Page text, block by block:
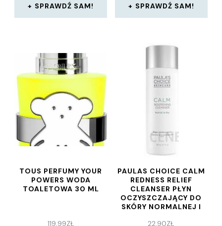
SPRAWDŹ SAM! SPRAWDŹ SAM!
TOUS PERFUMY YOUR
POWERS WODA
TOALETOWA 30 ML
119,99ZŁ
PAULAS CHOICE CALM
REDNESS RELIEF
CLEANSER PŁYN
OCZYSZCZAJĄCY DO
SKÓRY NORMALNEJ I
22,90ZŁ